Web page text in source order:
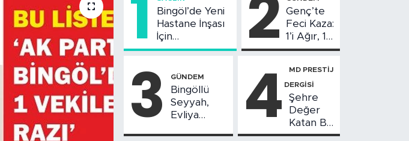
1
Bingöl’de Yeni
Hastane İnşası
İçin
Değerlendirme
Yapıldı
2
Genç’te
Feci Kaza:
1’i Ağır, 10
Yaralı
3 GÜNDEM
Bingöllü
Seyyah,
Evliya
4 MD PRESTİJ
DERGİSİ
Şehre
Değer
Katan Bir
Birikim: